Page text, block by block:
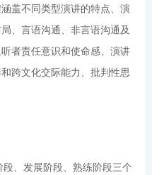
盖不同类型演讲的特点、演
、言语沟通、非言语沟通及
者责任意识和使命感、演讲
跨文化交际能力、批判性思
、发展阶段、熟练阶段三个